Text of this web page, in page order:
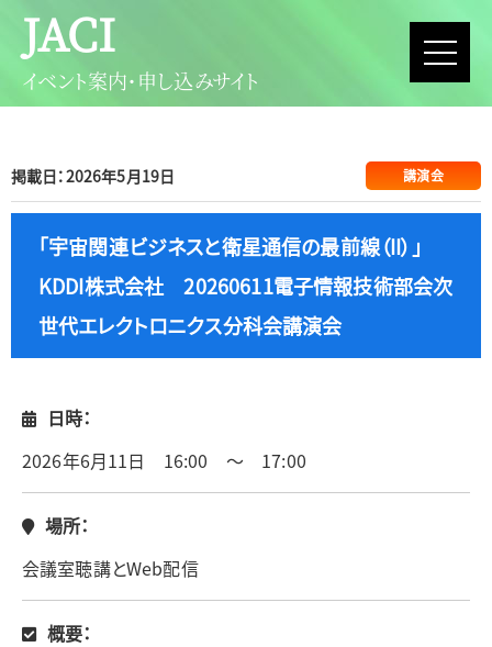
JACI
イベント案内・申し込みサイト
掲載日：2026年5月19日 講演会
「宇宙関連ビジネスと衛星通信の最前線（II）」
KDDI株式会社 20260611電子情報技術部会次
世代エレクトロニクス分科会講演会
日時：
2026年6月11日 16:00 ～ 17:00
場所：
会議室聴講とWeb配信
概要：